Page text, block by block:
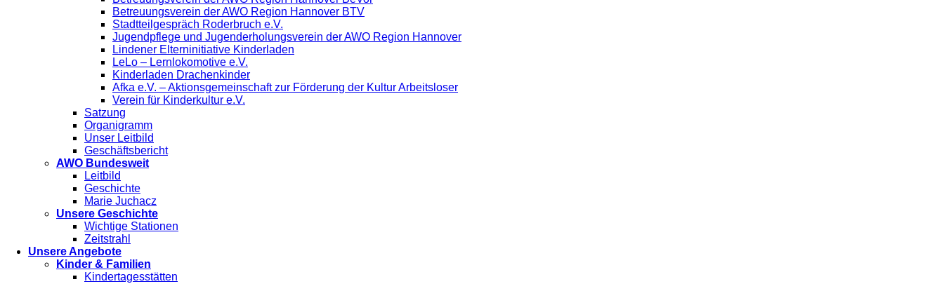
Betreuungsverein der AWO Region Hannover BTV
Stadtteilgespräch Roderbruch e.V.
Jugendpflege und Jugenderholungsverein der AWO Region Hannover
Lindener Elterninitiative Kinderladen
LeLo – Lernlokomotive e.V.
Kinderladen Drachenkinder
Afka e.V. – Aktionsgemeinschaft zur Förderung der Kultur Arbeitsloser
Verein für Kinderkultur e.V.
Satzung
Organigramm
Unser Leitbild
Geschäftsbericht
AWO Bundesweit
Leitbild
Geschichte
Marie Juchacz
Unsere Geschichte
Wichtige Stationen
Zeitstrahl
Unsere Angebote
Kinder & Familien
Kindertagesstätten